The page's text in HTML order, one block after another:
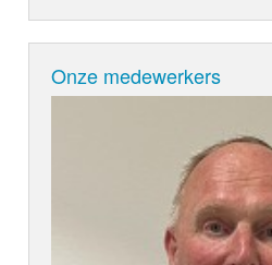
Onze medewerkers